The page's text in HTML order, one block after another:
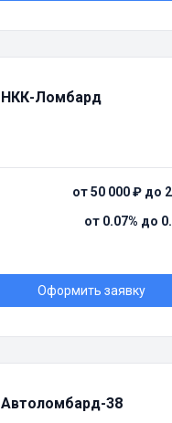
НКК-Ломбард
от 50 000 ₽ до
от 0.07% до
Оформить заявку
Автоломбард-38